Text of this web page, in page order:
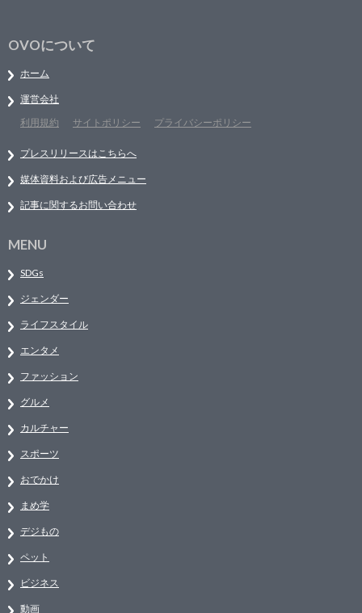
OVOについて
ホーム
運営会社
利用規約
サイトポリシー プライバシーポリシー
プレスリリースはこちらへ
媒体資料および広告メニュー
記事に関するお問い合わせ
MENU
SDGs
ジェンダー
ライフスタイル
エンタメ
ファッション
グルメ
カルチャー
スポーツ
おでかけ
まめ学
デジもの
ペット
ビジネス
動画